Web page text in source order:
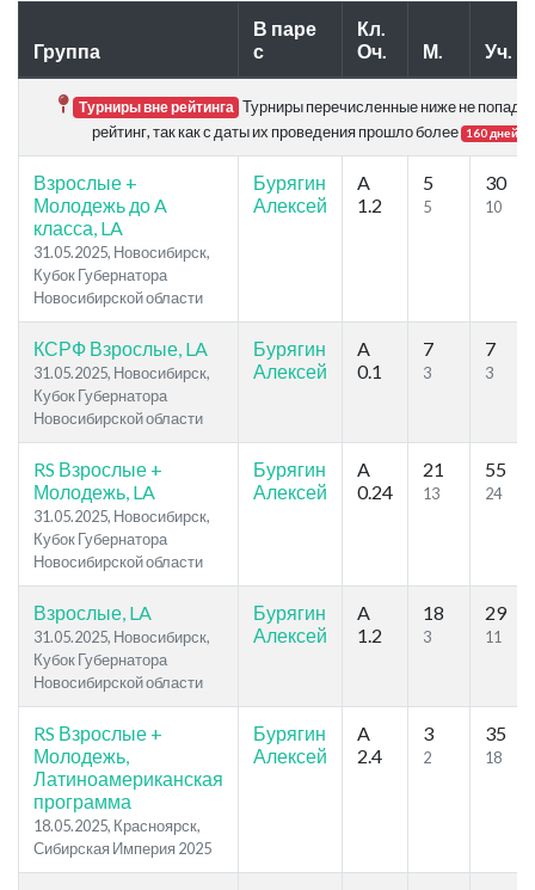
Группа
В паре
с
Кл.
Оч.
М. Уч.
Турниры вне рейтинга Турниры перечисленные ниже не
рейтинг, так как с даты их проведения прошло более
160 дней
Взрослые +
Молодежь до A
класса, LA
31.05.2025, Новосибирск,
Кубок Губернатора
Новосибирской области
Бурягин
Алексей
A
1.2
5
5
30
10
КСРФ Взрослые, LA
31.05.2025, Новосибирск,
Кубок Губернатора
Новосибирской области
Бурягин
Алексей
A
0.1
7
3
7
3
RS Взрослые +
Молодежь, LA
31.05.2025, Новосибирск,
Кубок Губернатора
Новосибирской области
Бурягин
Алексей
A
0.24
21
13
55
24
Взрослые, LA
31.05.2025, Новосибирск,
Кубок Губернатора
Новосибирской области
Бурягин
Алексей
A
1.2
18
3
29
11
RS Взрослые +
Молодежь,
Латиноамериканская
программа
18.05.2025, Красноярск,
Сибирская Империя 2025
Бурягин
Алексей
A
2.4
3
2
35
18